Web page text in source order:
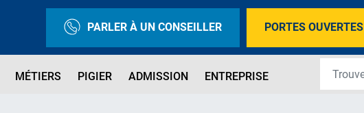
PARLER À UN CONSEILLER PORTES OUVERTES
MÉTIERS PIGIER ADMISSION ENTREPRISE